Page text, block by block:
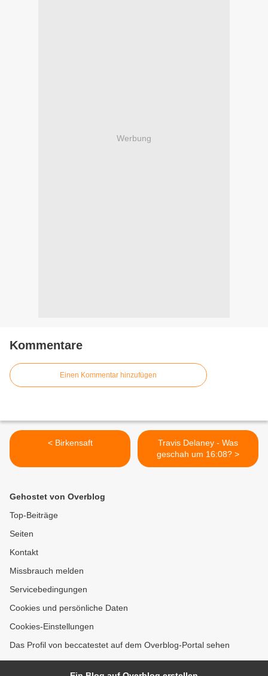
Werbung
Kommentare
Einen Kommentar hinzufügen
< Birkensaft
Travis Delaney - Was
geschah um 16:08? >
Gehostet von Overblog
Top-Beiträge
Seiten
Kontakt
Missbrauch melden
Servicebedingungen
Cookies und persönliche Daten
Cookies-Einstellungen
Das Profil von beccatestet auf dem Overblog-Portal sehen